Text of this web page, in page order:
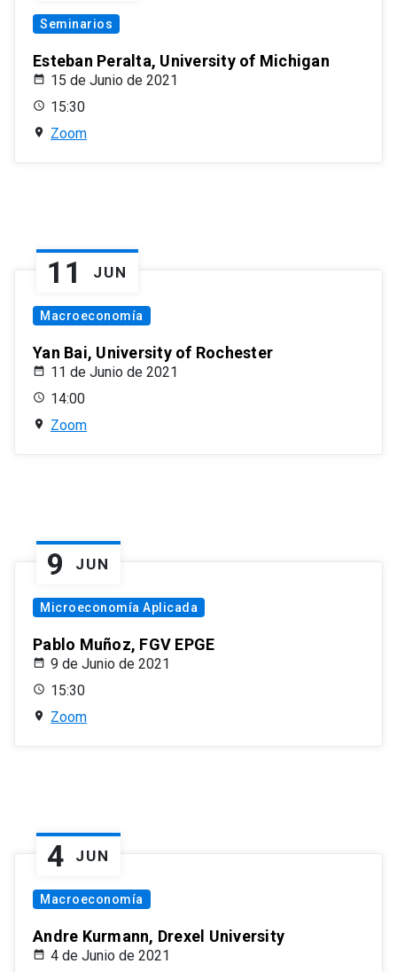
Seminarios
Esteban Peralta, University of Michigan
15 de Junio de 2021
15:30
Zoom
11 JUN
Macroeconomía
Yan Bai, University of Rochester
11 de Junio de 2021
14:00
Zoom
9 JUN
Microeconomía Aplicada
Pablo Muñoz, FGV EPGE
9 de Junio de 2021
15:30
Zoom
4 JUN
Macroeconomía
Andre Kurmann, Drexel University
4 de Junio de 2021